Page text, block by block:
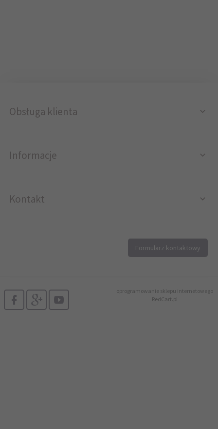
Obsługa klienta
Informacje
Kontakt
Formularz kontaktowy
oprogramowanie sklepu internetowego
RedCart.pl